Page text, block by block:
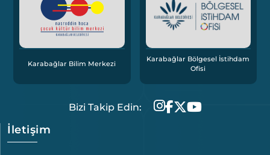
Karabağlar Bilim Merkezi
Karabağlar Bölgesel İstihdam
Ofisi
Bizi Takip Edin:
İletişim